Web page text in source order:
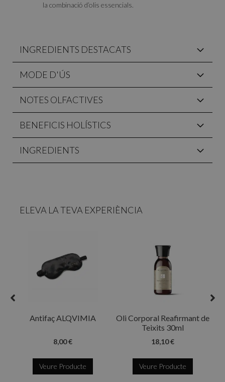
la combinació d’olis essencials.
INGREDIENTS DESTACATS
MODE D'ÚS
NOTES OLFACTIVES
BENEFICIS HOLÍSTICS
INGREDIENTS
ELEVA LA TEVA EXPERIÈNCIA
Antifaç ALQVIMIA
8,00 €
Veure Producte
Oli Corporal Reafirmant de
Teixits 30ml
18,10 €
Veure Producte